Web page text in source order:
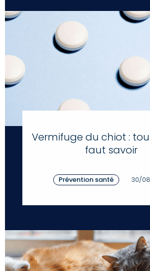
Vermifuge du chiot :
faut savoir
Prévention santé 30/